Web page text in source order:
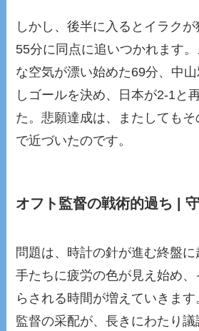
しかし、後半に入るとイラクが
55分に同点に追いつかれます
な空気が漂い始めた69分、中
しゴールを決め、日本が2-1と
た。悲願達成は、またしてもそ
で近づいたのです。
オフト監督の戦術的過ち |
問題は、時計の針が進む終盤
手たちに疲労の色が見え始め、
らされる時間が増えていきま
監督の采配が、長きにわたり